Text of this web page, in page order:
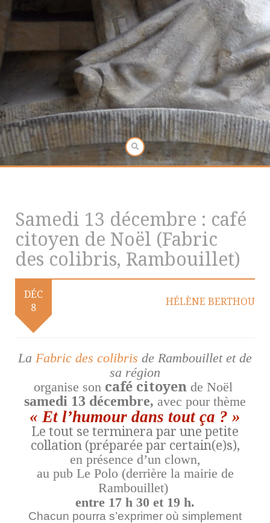
Samedi 13 décembre : café
citoyen de Noël (Fabric
des colibris, Rambouillet)
DÉC
8
HÉLÈNE BERTHOU
La Fabric des colibris de Rambouillet et de
sa région
organise son café citoyen de Noël
samedi 13 décembre, avec pour thème
« Et l’humour dans tout ça ? »
Le tout se terminera par une petite
collation (préparée par certain(e)s),
en présence d’un clown,
au pub Le Polo (derrière la mairie de
Rambouillet)
entre 17 h 30 et 19 h.
Chacun pourra s’exprimer où simplement